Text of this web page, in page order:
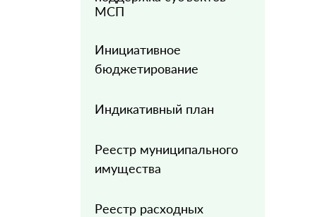
МСП
Инициативное
бюджетирование
Индикативный план
Реестр муниципального
имущества
Реестр расходных